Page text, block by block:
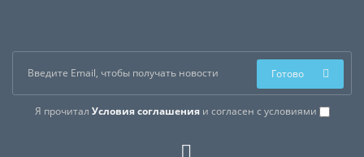
Я прочитал Условия соглашенияи согласен с условиями
Готово